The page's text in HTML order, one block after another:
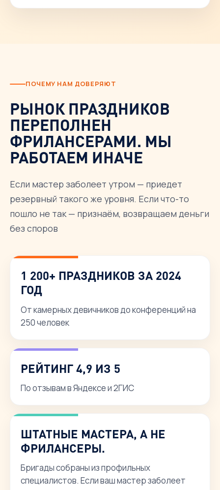
ПОЧЕМУ НАМ ДОВЕРЯЮТ
РЫНОК ПРАЗДНИКОВ
ПЕРЕПОЛНЕН
ФРИЛАНСЕРАМИ. МЫ
РАБОТАЕМ ИНАЧЕ
Если мастер заболеет утром — приедет
резервный такого же уровня. Если что-то
пошло не так — признаём, возвращаем деньги
без споров
1 200+ ПРАЗДНИКОВ ЗА 2024
ГОД
От камерных девичников до конференций на
250 человек
РЕЙТИНГ 4,9 ИЗ 5
По отзывам в Яндексе и 2ГИС
ШТАТНЫЕ МАСТЕРА, А НЕ
ФРИЛАНСЕРЫ.
Бригады собраны из профильных
специалистов. Если ваш мастер заболеет